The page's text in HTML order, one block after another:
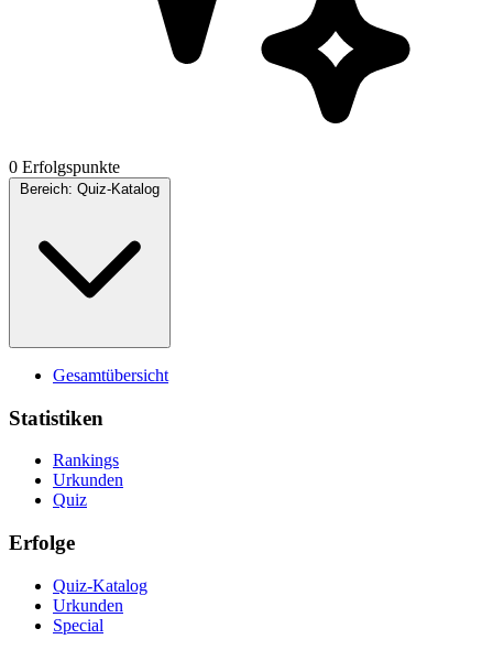
0 Erfolgspunkte
Bereich: Quiz-Katalog
Gesamtübersicht
Statistiken
Rankings
Urkunden
Quiz
Erfolge
Quiz-Katalog
Urkunden
Special